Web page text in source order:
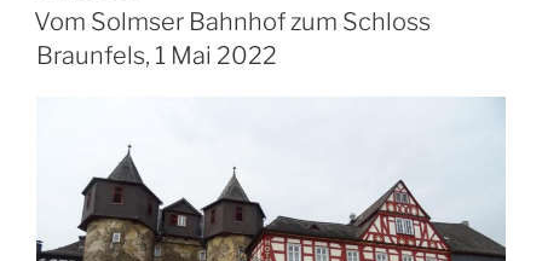
AM
Vom Solmser Bahnhof zum Schloss
Braunfels, 1 Mai 2022